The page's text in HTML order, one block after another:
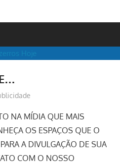
Bezerros
Hoje
NA MÍDIA QUE MAIS
OS ESPAÇOS QUE O
A DIVULGAÇÃO DE SUA
COM O NOSSO